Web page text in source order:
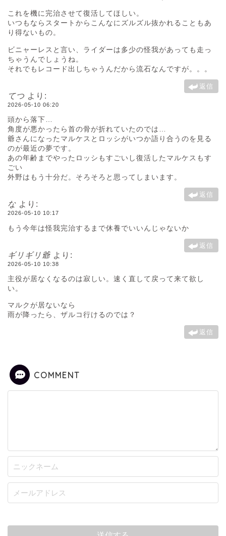
これを機に完治させて復活してほしい。
いつもならスタートからこんなにズルズル抜かれることもあ
り得ないもの。
ビニャーレスと言い、ライダーは多少の怪我があっても走っ
ちゃうんでしょうね。
それでもレコード出しちゃうんだから流石なんですが。。。
返信
てつ より:
2026-05-10 06:20
頭から落下…
角度が悪かったら首の骨が折れていたのでは…
爺さんになったマルケスとロッシがいつか語り合うのを見る
のが最近の夢です。
あの年齢までやったロッシもすごいし復活したマルケスもす
ごい
外野はもう十分だ。そろそろと思ってしまいます。
返信
な より:
2026-05-10 10:17
もう今年は怪我完治するまで休養でいいんじゃないか
返信
ギリギリ爺 より:
2026-05-10 10:38
主役が居なくなるのは寂しい。速く直して戻って来て欲し
い。
マルクが居ないなら
雨が降ったら、ザルコ行けるのでは？
返信
COMMENT